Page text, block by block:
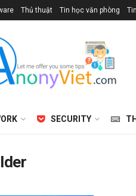
Thủ thuật Tin học văn phòng
SECURITY